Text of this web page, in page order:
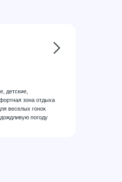
детские,
зона отдыха
веселых гонок
погоду